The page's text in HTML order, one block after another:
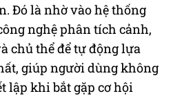
Đó là nhờ vào hệ thống
nghệ phân tích cảnh,
chủ thể để tự động lựa
giúp người dùng không
lập khi bắt gặp cơ hội